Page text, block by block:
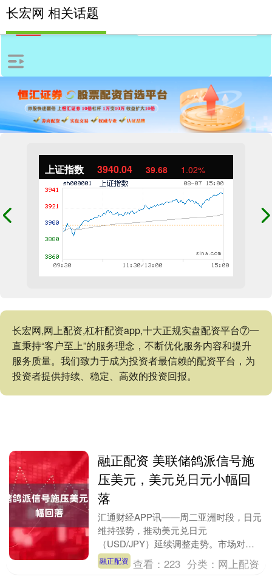
上证指数 3940.04 39.68 1.02%
长宏网,网上配资,杠杆配资app,十大正规实盘配资平台⑦一
直秉持“客户至上”的服务理念，不断优化服务内容和提升
服务质量。我们致力于成为投资者最信赖的配资平台，为
投资者提供持续、稳定、高效的投资回报。
长宏网 相关话题
融正配资 美联储鸽派信号施
压美元，美元兑日元小幅回
落
汇通财经APP讯——周二亚洲时段，日元
维持强势，推动美元兑日元
（USD/JPY）延续调整走势。市场对日
本政府可能采取外汇干预的预期明显升
温，成为日元最直接的提振....
融正配资 查看：223 分类： 网上配资